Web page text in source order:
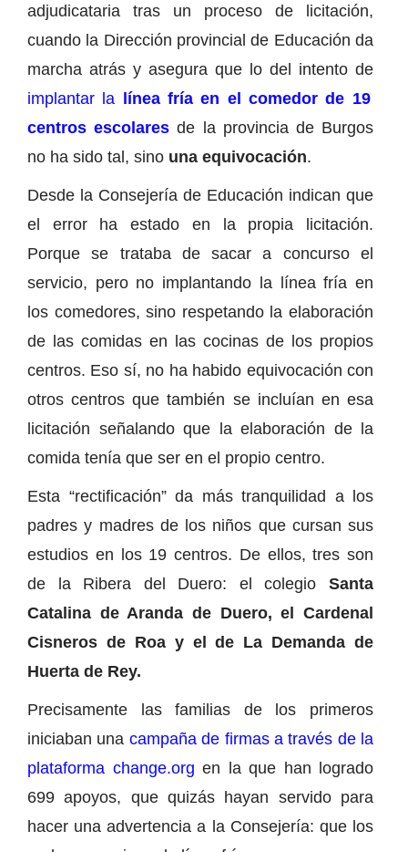
adjudicataria tras un proceso de licitación,
cuando la Dirección provincial de Educación da
marcha atrás y asegura que lo del intento de
implantar la línea fría en el comedor de 19
centros escolares de la provincia de Burgos
no ha sido tal, sino una equivocación.
Desde la Consejería de Educación indican que
el error ha estado en la propia licitación.
Porque se trataba de sacar a concurso el
servicio, pero no implantando la línea fría en
los comedores, sino respetando la elaboración
de las comidas en las cocinas de los propios
centros. Eso sí, no ha habido equivocación con
otros centros que también se incluían en esa
licitación señalando que la elaboración de la
comida tenía que ser en el propio centro.
Esta “rectificación” da más tranquilidad a los
padres y madres de los niños que cursan sus
estudios en los 19 centros. De ellos, tres son
de la Ribera del Duero: el colegio Santa
Catalina de Aranda de Duero, el Cardenal
Cisneros de Roa y el de La Demanda de
Huerta de Rey.
Precisamente las familias de los primeros
iniciaban una campaña de firmas a través de la
plataforma change.org en la que han logrado
699 apoyos, que quizás hayan servido para
hacer una advertencia a la Consejería: que los